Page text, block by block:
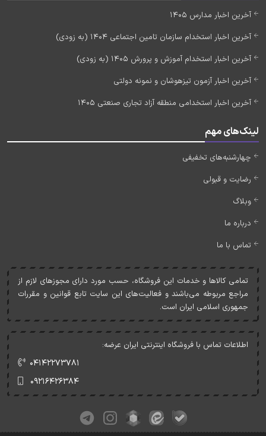
آخرین اخبار مدارس 1405
آخرین اخبار استخدام سازمان تامین اجتماعی 1404 (به زودی)
آخرین اخبار استخدام آموزش و پرورش 1405 (به زودی)
آخرین اخبار آزمون تیزهوشان و نمونه دولتی
آخرین اخبار استخدامی منطقه آزاد تجاری صنعتی 1405
لینک‌های مهم
چهارشنبه‌های تخفیفی
رضایت و قبولی
وبلاگ
درباره ما
تماس با ما
تمامی کالاها و خدمات اين فروشگاه، حسب مورد دارای مجوزهای لازم از
مراجع مربوطه می‌باشند و فعاليت‌های اين سايت تابع قوانين و مقررات
جمهوری اسلامی ايران است.
اطلاعات تماس با فروشگاه اینترنتی ایران عرضه:
۰۴۱۴۲۲۷۳۷۸۱
۰۹۲۱۶۴۲۶۳۸۴